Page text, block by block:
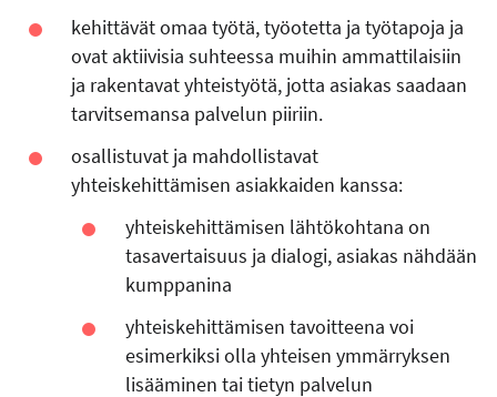
kehittävät omaa työtä, työotetta ja työtapoja ja
ovat aktiivisia suhteessa muihin ammattilaisiin
ja rakentavat yhteistyötä, jotta asiakas saadaan
tarvitsemansa palvelun piiriin.
osallistuvat ja mahdollistavat
yhteiskehittämisen asiakkaiden kanssa:
yhteiskehittämisen lähtökohtana on
tasavertaisuus ja dialogi, asiakas nähdään
kumppanina
yhteiskehittämisen tavoitteena voi
esimerkiksi olla yhteisen ymmärryksen
lisääminen tai tietyn palvelun